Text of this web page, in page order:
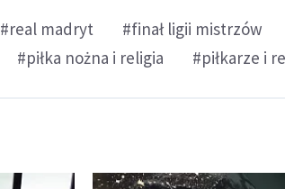
#real madryt #finał ligii mistrzów
#piłka nożna i religia #piłkarze i